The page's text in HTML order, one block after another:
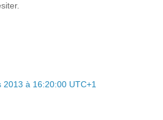
2013 à 16:20:00 UTC+1